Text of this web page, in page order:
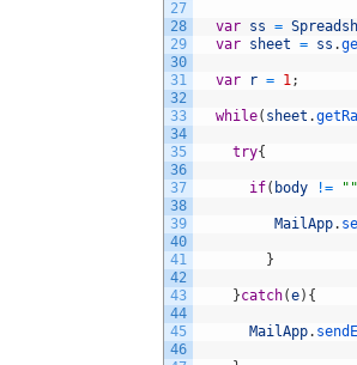
27
28
29
30
31
32
33
34
35
36
37
38
39
40
41
42
43
44
45
46
var ss =
var sheet = ss .
var r = 1;
while( sheet .
try{
if( body != ""
MailApp.
}
}catch(e) {
MailApp.